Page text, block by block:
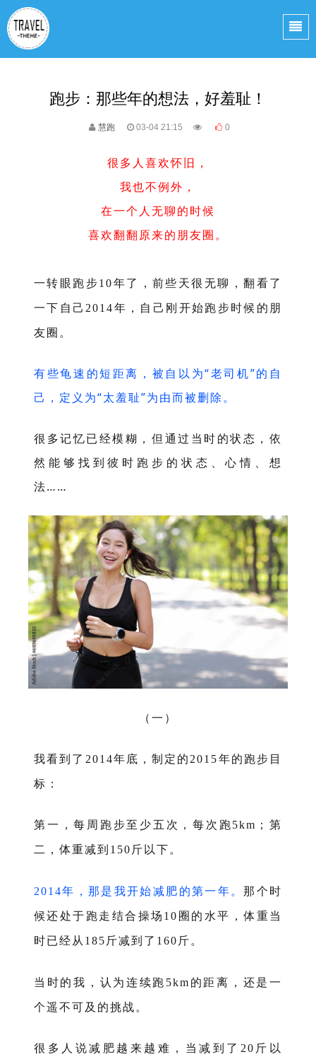
跑步：那些年的想法，好羞耻！
慧跑 03-04 21:15 0
很多人喜欢怀旧，
我也不例外，
在一个人无聊的时候
喜欢翻翻原来的朋友圈。
一转眼跑步10年了，前些天很无聊，翻看了
一下自己2014年，自己刚开始跑步时候的朋
友圈。
有些龟速的短距离，被自以为“老司机”的自
己，定义为“太羞耻”为由而被删除。
很多记忆已经模糊，但通过当时的状态，依
然能够找到彼时跑步的状态、心情、想
法……
（一）
我看到了 2014年底，制定的2015年的跑步目
标：
第一，每周跑步至少五次，每次跑5km ；第
二，体重减到 150斤以下。
2014年，那是我开始减肥的第一年。那个时
候还处于跑走结合操场 10 圈的水平，体重当
时已经从185斤减到了 160斤。
当时的我，认为连续跑 5km 的距离，还是一
个遥不可及的挑战。
很多人说减肥越来越难，当减到了 20 斤以